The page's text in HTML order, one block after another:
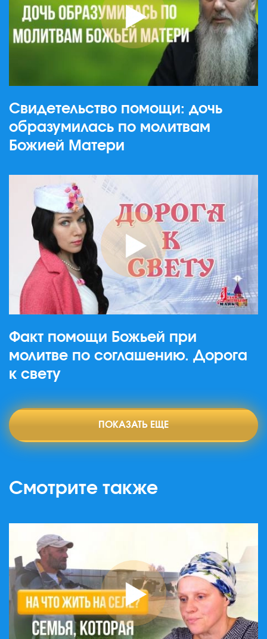
Свидетельство помощи: дочь
образумилась по молитвам
Божией Матери
Факт помощи Божьей при
молитве по соглашению. Дорога
к свету
ПОКАЗАТЬ ЕЩЕ
Смотрите также